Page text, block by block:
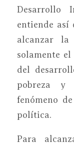
Desarrollo
entiende así
alcanzar
solamente
del
pobreza y
fenómeno
política.
Para